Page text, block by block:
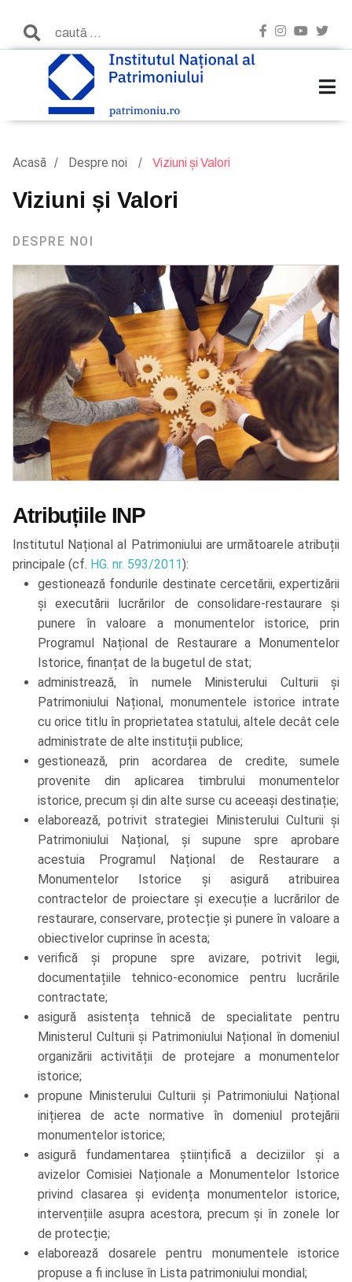
Acasă Despre noi Viziuni și Valori
Viziuni și Valori
DESPRE NOI
Atribuțiile INP
Institutul Național al Patrimoniului are următoarele atribuții
principale (cf. HG. nr. 593/2011):
gestionează fondurile destinate cercetării, expertizării
și executării lucrărilor de consolidare-restaurare și
punere în valoare a monumentelor istorice, prin
Programul Național de Restaurare a Monumentelor
Istorice, finanțat de la bugetul de stat;
administrează, în numele Ministerului Culturii și
Patrimoniului Național, monumentele istorice intrate
cu orice titlu în proprietatea statului, altele decât cele
administrate de alte instituții publice;
gestionează, prin acordarea de credite, sumele
provenite din aplicarea timbrului monumentelor
istorice, precum și din alte surse cu aceeași destinație;
elaborează, potrivit strategiei Ministerului Culturii și
Patrimoniului Național, și supune spre aprobare
acestuia Programul Național de Restaurare a
Monumentelor Istorice și asigură atribuirea
contractelor de proiectare și execuție a lucrărilor de
restaurare, conservare, protecție și punere în valoare a
obiectivelor cuprinse în acesta;
verifică și propune spre avizare, potrivit legii,
documentațiile tehnico-economice pentru lucrările
contractate;
asigură asistența tehnică de specialitate pentru
Ministerul Culturii și Patrimoniului Național în domeniul
organizării activității de protejare a monumentelor
istorice;
propune Ministerului Culturii și Patrimoniului Național
inițierea de acte normative în domeniul protejării
monumentelor istorice;
asigură fundamentarea științifică a deciziilor și a
avizelor Comisiei Naționale a Monumentelor Istorice
privind clasarea și evidența monumentelor istorice,
intervențiile asupra acestora, precum și în zonele lor
de protecție;
elaborează dosarele pentru monumentele istorice
propuse a fi incluse în Lista patrimoniului mondial;